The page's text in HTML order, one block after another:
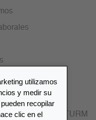
LEUCHTTURM
utilizamos
y medir su
recopilar
clic en el